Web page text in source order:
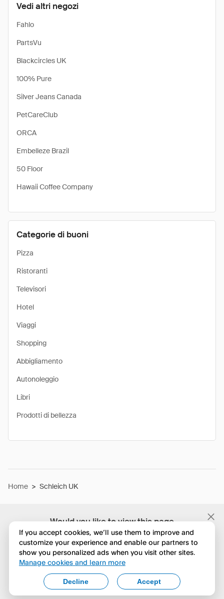
Would you like to view this page
in English?
No, continua a esplorare
Yes, change to English
Vedi altri negozi
Fahlo
PartsVu
Blackcircles UK
100% Pure
Silver Jeans Canada
PetCareClub
ORCA
Embelleze Brazil
50 Floor
Hawaii Coffee Company
Categorie di buoni
Pizza
Ristoranti
Televisori
Hotel
Viaggi
Shopping
Abbigliamento
Autonoleggio
Libri
Prodotti di bellezza
Home > Schleich UK
If you accept cookies, we’ll use them to improve and
customize your experience and enable our partners to
show you personalized ads when you visit other sites.
Manage cookies and learn more
Accept
Decline